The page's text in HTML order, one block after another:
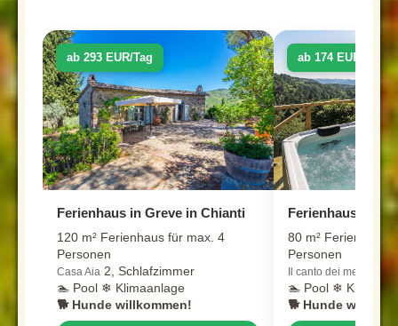
ab 293 EUR/Tag
Ferienhaus in Greve in Chianti
120 m² Ferienhaus für max. 4
Personen
Casa Aia 2, Schlafzimmer
🏊 Pool ❄ Klimaanlage
🐕 Hunde willkommen!
ab 174 EUR/Tag
Ferienhaus in
80 m² Ferienhaus
Personen
Il canto dei merli
2,
🏊 Pool ❄
🐕 Hunde